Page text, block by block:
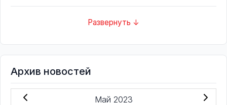
Развернуть ↓
Архив новостей
Май 2023